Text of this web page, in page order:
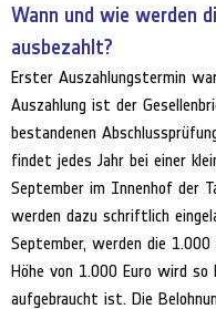
Wann und wie werden
ausbezahlt?
Erster Auszahlungstermin
Auszahlung ist der
bestandenen
findet jedes Jahr bei einer
September im Innenhof der
werden dazu schriftlich
September, werden die
Höhe von 1.000 Euro wird so
aufgebraucht ist. Die